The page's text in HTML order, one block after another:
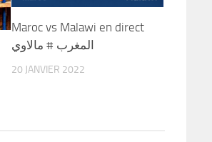
Maroc vs Malawi en direct
المغرب # مالاوي
20 JANVIER 2022